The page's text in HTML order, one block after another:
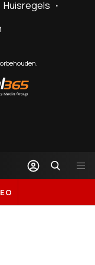
Huisregels